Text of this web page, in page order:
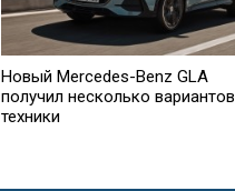
Новый Mercedes-Benz GLA
получил несколько вариантов
техники